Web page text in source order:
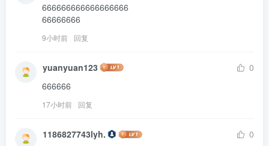
666666666666666666
66666666
9小时前 回复
yuanyuan123
0
666666
17小时前 回复
1186827743lyh.
0